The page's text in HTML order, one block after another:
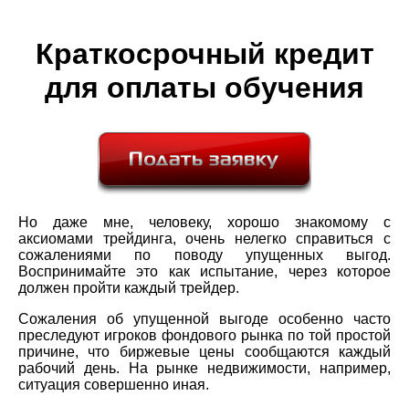
Краткосрочный кредит
для оплаты обучения
Но даже мне, человеку, хорошо знакомому с
аксиомами трейдинга, очень нелегко справиться с
сожалениями по поводу упущенных выгод.
Воспринимайте это как испытание, через которое
должен пройти каждый трейдер.
Сожаления об упущенной выгоде особенно часто
преследуют игроков фондового рынка по той простой
причине, что биржевые цены сообщаются каждый
рабочий день. На рынке недвижимости, например,
ситуация совершенно иная.